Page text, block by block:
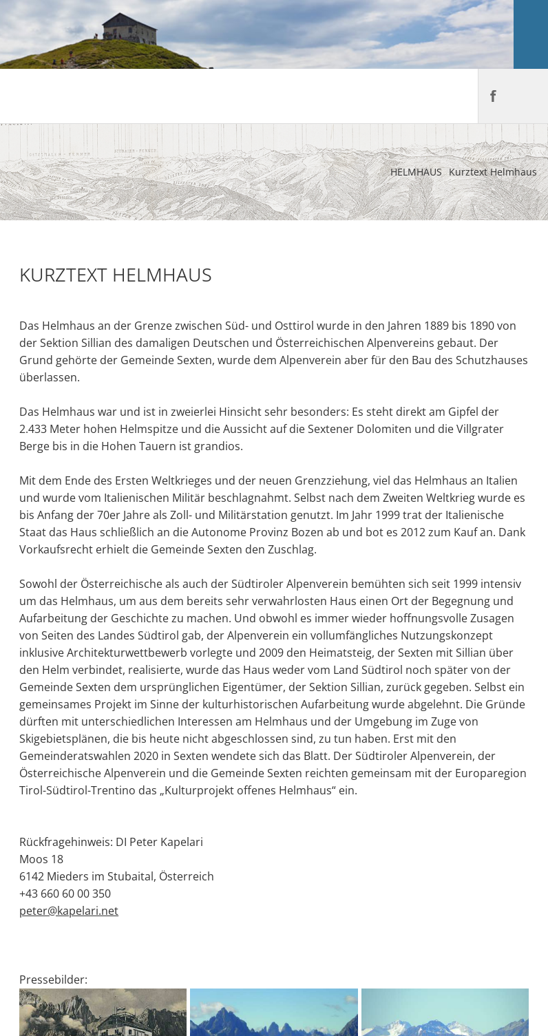
HELMHAUS Kurztext Helmhaus
KURZTEXT HELMHAUS
Das Helmhaus an der Grenze zwischen Süd- und Osttirol wurde in den Jahren 1889 bis 1890 von
der Sektion Sillian des damaligen Deutschen und Österreichischen Alpenvereins gebaut. Der
Grund gehörte der Gemeinde Sexten, wurde dem Alpenverein aber für den Bau des Schutzhauses
überlassen.
Das Helmhaus war und ist in zweierlei Hinsicht sehr besonders: Es steht direkt am Gipfel der
2.433 Meter hohen Helmspitze und die Aussicht auf die Sextener Dolomiten und die Villgrater
Berge bis in die Hohen Tauern ist grandios.
Mit dem Ende des Ersten Weltkrieges und der neuen Grenzziehung, viel das Helmhaus an Italien
und wurde vom Italienischen Militär beschlagnahmt. Selbst nach dem Zweiten Weltkrieg wurde es
bis Anfang der 70er Jahre als Zoll- und Militärstation genutzt. Im Jahr 1999 trat der Italienische
Staat das Haus schließlich an die Autonome Provinz Bozen ab und bot es 2012 zum Kauf an. Dank
Vorkaufsrecht erhielt die Gemeinde Sexten den Zuschlag.
Sowohl der Österreichische als auch der Südtiroler Alpenverein bemühten sich seit 1999 intensiv
um das Helmhaus, um aus dem bereits sehr verwahrlosten Haus einen Ort der Begegnung und
Aufarbeitung der Geschichte zu machen. Und obwohl es immer wieder hoffnungsvolle Zusagen
von Seiten des Landes Südtirol gab, der Alpenverein ein vollumfängliches Nutzungskonzept
inklusive Architekturwettbewerb vorlegte und 2009 den Heimatsteig, der Sexten mit Sillian über
den Helm verbindet, realisierte, wurde das Haus weder vom Land Südtirol noch später von der
Gemeinde Sexten dem ursprünglichen Eigentümer, der Sektion Sillian, zurück gegeben. Selbst ein
gemeinsames Projekt im Sinne der kulturhistorischen Aufarbeitung wurde abgelehnt. Die Gründe
dürften mit unterschiedlichen Interessen am Helmhaus und der Umgebung im Zuge von
Skigebietsplänen, die bis heute nicht abgeschlossen sind, zu tun haben. Erst mit den
Gemeinderatswahlen 2020 in Sexten wendete sich das Blatt. Der Südtiroler Alpenverein, der
Österreichische Alpenverein und die Gemeinde Sexten reichten gemeinsam mit der Europaregion
Tirol-Südtirol-Trentino das „Kulturprojekt offenes Helmhaus“ ein.
Rückfragehinweis: DI Peter Kapelari
Moos 18
6142 Mieders im Stubaital, Österreich
+43 660 60 00 350
peter@kapelari.net
Pressebilder: